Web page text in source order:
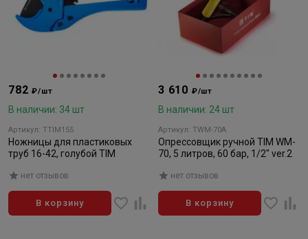
782₽/шт
В наличии: 34 шт
Артикул: TTIM155
Ножницы для пластиковых
труб 16-42, голубой TIM
нет отзывов
В корзину
3 610 ₽/шт
В наличии: 24 шт
Артикул: TWM-70A
Опрессовщик ручной TIM WM-
70, 5 литров, 60 бар, 1/2" ver.2
нет отзывов
В корзину